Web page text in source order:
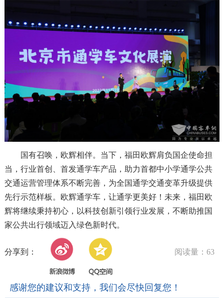
国有召唤，欧辉相伴。当下，福田欧辉肩负国企使命担
当，行业首创、首发通学车产品，助力首都中小学通学公共
交通运营管理体系不断完善，为全国通学交通变革升级提供
先行示范样板。欧辉通学车，让通学更美好！未来，福田欧
辉将继续秉持初心，以科技创新引领行业发展，不断助推国
家公共出行领域迈入绿色新时代。
分享到： 阅读量：63
感谢您的建议和支持，我们会尽快回复您！